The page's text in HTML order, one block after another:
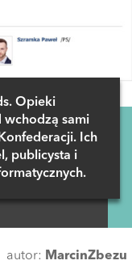
Opieki
wchodzą sami
Ich
publicysta i
autor: MarcinZbezu